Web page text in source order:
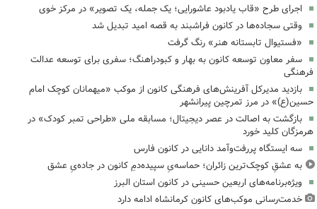
اجرای طرح «قاب یادبود عاشورایی؛ یک جمله، یک تصویر» در مرکز خوی
وقتی سجاده‌ها در کانون فراشبند به قصه امید تبدیل شد
«فستیوال تابستانه هنر» رنگ گرفت
سفر معاون توسعه کانون به بهار و کبودراهنگ؛ سفری برای توسعه عدالت
فرهنگی
بازدید مدیرکل آفرینش‌های فرهنگی کانون از موکب «میهمانان کوچک امام
حسین(ع)» در مرز تمرچین پیرانشهر
بازگشت به اصالت در عصر دیجیتال؛ مسابقه ملی «طراحی تمبر کودک» در
هرمزگان کلید خورد
سه ایستگاه پررفت‌وآمد دانایی در کانون فارس
به عشقِ کوچک‌ترین زائران؛ حماسه‌یِ سپیده‌دمِ کانون در جاده‌یِ عشق
ویژه‌برنامه‌های اربعین حسینی در کانون استان البرز
خدمت‌رسانی موکب‌های کانون کرمانشاه ادامه دارد